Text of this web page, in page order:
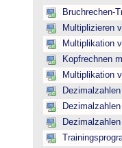
Bruchrechen-
Multiplizieren
Multiplikation
Kopfrechnen
Multiplikation